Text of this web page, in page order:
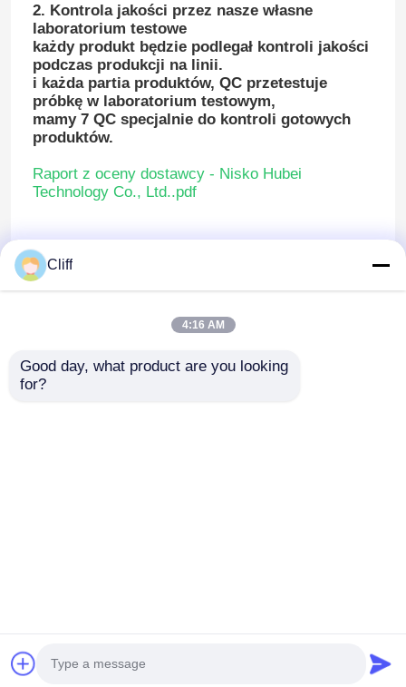
2. Kontrola jakości przez nasze własne
laboratorium testowe
każdy produkt będzie podlegał kontroli jakości
podczas produkcji na linii.
i każda partia produktów, QC przetestuje
próbkę w laboratorium testowym,
mamy 7 QC specjalnie do kontroli gotowych
produktów.
Raport z oceny dostawcy - Nisko Hubei
Technology Co., Ltd..pdf
3. Raport z testów od firmy trzeciej
wykonujemy również raporty z testów
produktów przez zewnętrzne firmy testujące,
Test solny E06.pdf
Cliff
4:16 AM
Good day, what product are you looking
for?